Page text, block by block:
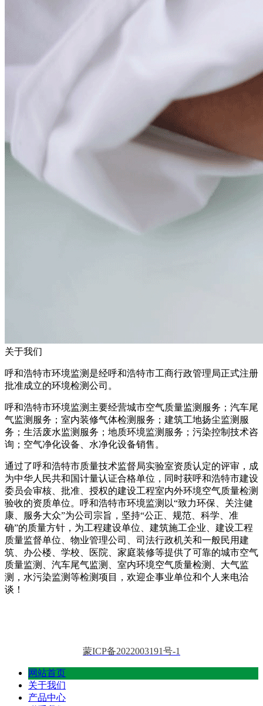
关于我们
呼和浩特市环境监测是经呼和浩特市工商行政管理局正式注册
批准成立的环境检测公司。
呼和浩特市环境监测主要经营城市空气质量监测服务；汽车尾
气监测服务；室内装修气体检测服务；建筑工地扬尘监测服
务；生活废水监测服务；地质环境监测服务；污染控制技术咨
询；空气净化设备、水净化设备销售。
通过了呼和浩特市质量技术监督局实验室资质认定的评审，成
为中华人民共和国计量认证合格单位，同时获呼和浩特市建设
委员会审核、批准、授权的建设工程室内外环境空气质量检测
验收的资质单位。呼和浩特市环境监测以“致力环保、关注健
康、服务大众”为公司宗旨，坚持“公正、规范、科学、准
确”的质量方针，为工程建设单位、建筑施工企业、建设工程
质量监督单位、物业管理公司、司法行政机关和一般民用建
筑、办公楼、学校、医院、家庭装修等提供了可靠的城市空气
质量监测、汽车尾气监测、室内环境空气质量检测、大气监
测，水污染监测等检测项目，欢迎企事业单位和个人来电洽
谈！
蒙ICP备2022003191号-1
网站首页
关于我们
产品中心